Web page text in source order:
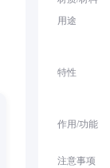
用途
特性
作用/功能
注意事项